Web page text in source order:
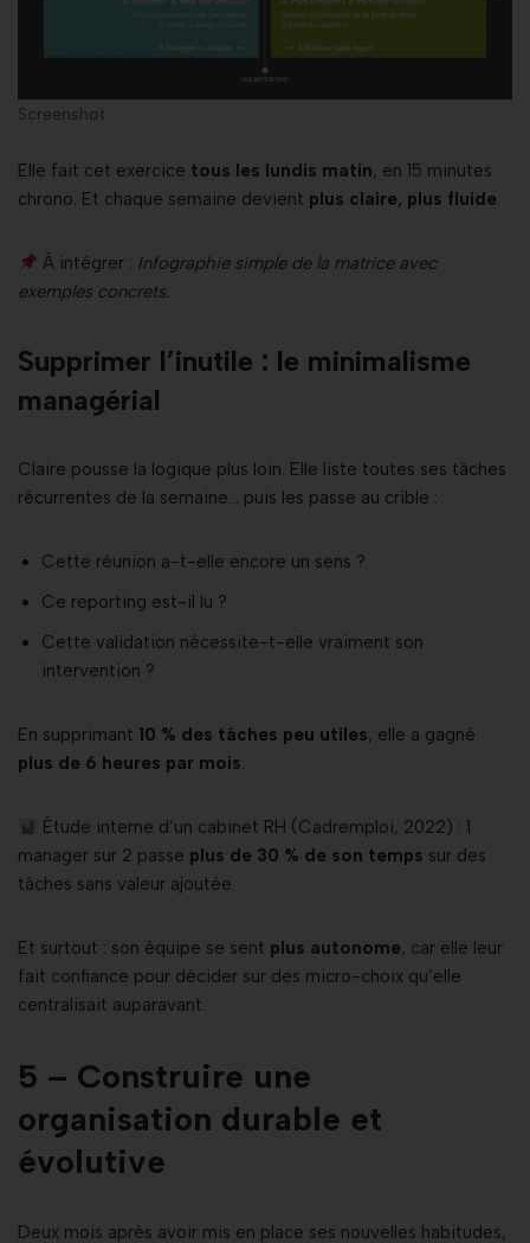
Screenshot
Elle fait cet exercice tous les lundis matin, en 15 minutes
chrono. Et chaque semaine devient plus claire, plus fluide.
À intégrer : Infographie simple de la matrice avec
exemples concrets.
Supprimer l’inutile : le minimalisme
managérial
Claire pousse la logique plus loin. Elle liste toutes ses tâches
récurrentes de la semaine… puis les passe au crible :
Cette réunion a-t-elle encore un sens ?
Ce reporting est-il lu ?
Cette validation nécessite-t-elle vraiment son
intervention ?
En supprimant 10 % des tâches peu utiles, elle a gagné
plus de 6 heures par mois.
Étude interne d’un cabinet RH (Cadremploi, 2022) : 1
manager sur 2 passe plus de 30 % de son temps sur des
tâches sans valeur ajoutée.
Et surtout : son équipe se sent plus autonome, car elle leur
fait confiance pour décider sur des micro-choix qu’elle
centralisait auparavant.
5 – Construire une
organisation durable et
évolutive
Deux mois après avoir mis en place ses nouvelles habitudes,